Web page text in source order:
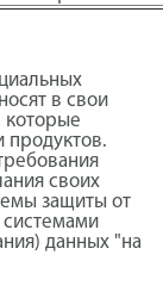
в свои
своих
защиты от
системами
данных "на